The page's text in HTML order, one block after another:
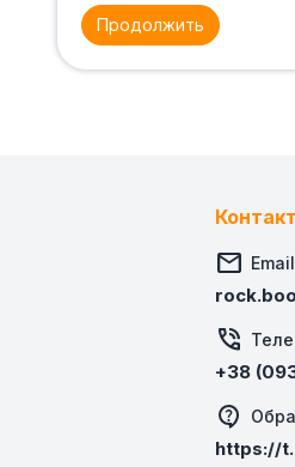
Продолжить
 Email

+38
https://